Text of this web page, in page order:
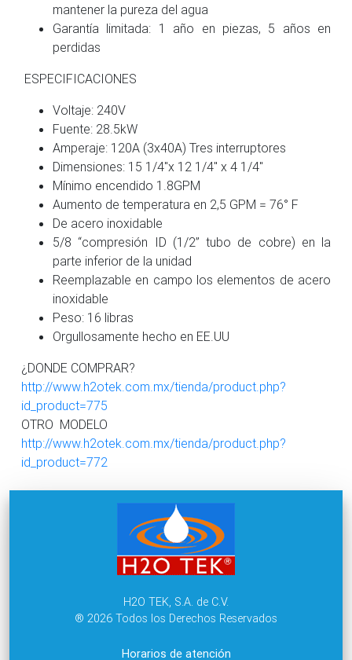
mantener la pureza del agua
Garantía limitada: 1 año en piezas, 5 años en
perdidas
ESPECIFICACIONES
Voltaje: 240V
Fuente: 28.5kW
Amperaje: 120A (3x40A) Tres interruptores
Dimensiones: 15 1/4″x 12 1/4″ x 4 1/4″
Mínimo encendido 1.8GPM
Aumento de temperatura en 2,5 GPM = 76° F
De acero inoxidable
5/8 “compresión ID (1/2” tubo de cobre) en la
parte inferior de la unidad
Reemplazable en campo los elementos de acero
inoxidable
Peso: 16 libras
Orgullosamente hecho en EE.UU
¿DONDE COMPRAR?
http://www.h2otek.com.mx/tienda/product.php?
id_product=775
OTRO MODELO
http://www.h2otek.com.mx/tienda/product.php?
id_product=772
H2O TEK, S.A. de C.V.
® 2026 Todos los Derechos Reservados
Horarios de atención